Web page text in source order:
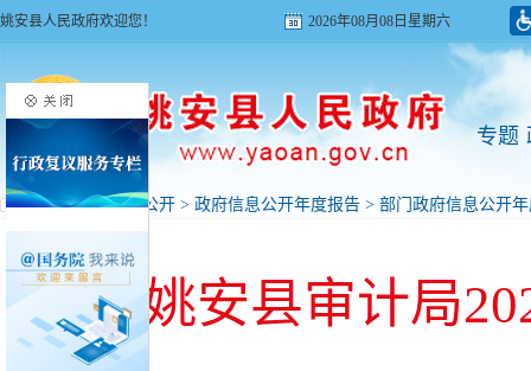
姚安县人民政府欢迎您！ 2026年08月08日星期六
专题
首页>政府信息公开 > 政府信息公开年度报告 > 部门政府信息公开
姚安县审计局